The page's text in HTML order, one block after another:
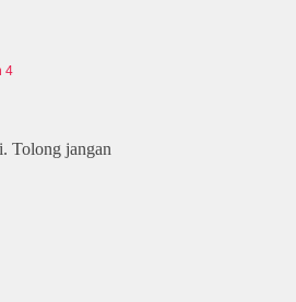
4
Tolong jangan